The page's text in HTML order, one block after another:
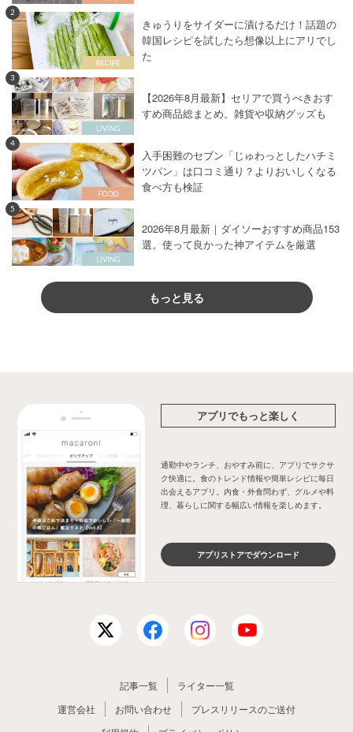
2
きゅうりをサイダーに漬けるだけ！話題の
韓国レシピを試したら想像以上にアリでし
た
3
【2026年8月最新】セリアで買うべきおす
すめ商品総まとめ。雑貨や収納グッズも
4
入手困難のセブン「じゅわっとしたハチミ
ツパン」は口コミ通り？よりおいしくなる
食べ方も検証
5
2026年8月最新｜ダイソーおすすめ商品153
選。使って良かった神アイテムを厳選
もっと見る
アプリでもっと楽しく
通勤中やランチ、おやすみ前に、アプリでサクサ
ク快適に。食のトレンド情報や簡単レシピに毎日
出会えるアプリ。内食・外食問わず、グルメや料
理、暮らしに関する幅広い情報を楽しめます。
アプリストアでダウンロード
記事一覧
ライター一覧
運営会社
お問い合わせ
プレスリリースのご送付